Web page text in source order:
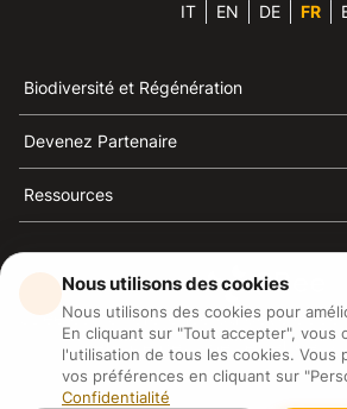
IT EN DE FR
Biodiversité et Régénération
Devenez Partenaire
Ressources
3Bee est la référence du
défense des abeilles et de
3Bee S.R.L Via Pastrengo 14, 20159,
Nous utilisons des cookies
Nous utilisons des cookies pour
En cliquant sur "Tout accepter", vous
l'utilisation de tous les cookies. Vous
vos préférences en cliquant sur
Confidentialité